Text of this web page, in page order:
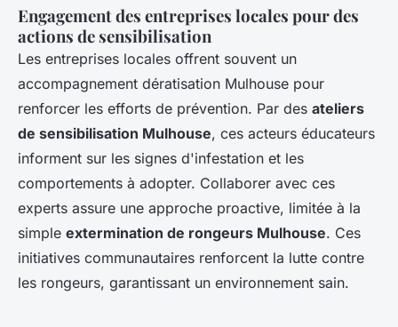
Engagement des entreprises locales pour des
actions de sensibilisation
Les entreprises locales offrent souvent un
accompagnement dératisation Mulhouse pour
renforcer les efforts de prévention. Par des ateliers
de sensibilisation Mulhouse, ces acteurs éducateurs
informent sur les signes d'infestation et les
comportements à adopter. Collaborer avec ces
experts assure une approche proactive, limitée à la
simple extermination de rongeurs Mulhouse. Ces
initiatives communautaires renforcent la lutte contre
les rongeurs, garantissant un environnement sain.